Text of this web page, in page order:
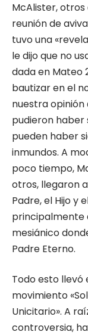
McAlister,
reunión de
tuvo una
le dijo que no
dada en Mateo
bautizar en el
nuestra
pudieron haber
pueden haber
inmundos. A
poco tiempo,
otros, llegaron
Padre, el Hijo y
principalmente
mesiánico
Padre Eterno.
Todo esto llevó
movimiento
Unicitario». A
controversia,